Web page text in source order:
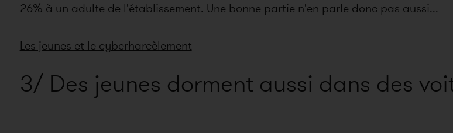
26% à un adulte de l'établissement. Une bonne partie n'en parle donc pas aussi...
Les jeunes et le cyberharcèlement
3/ Des jeunes dorment aussi dans des